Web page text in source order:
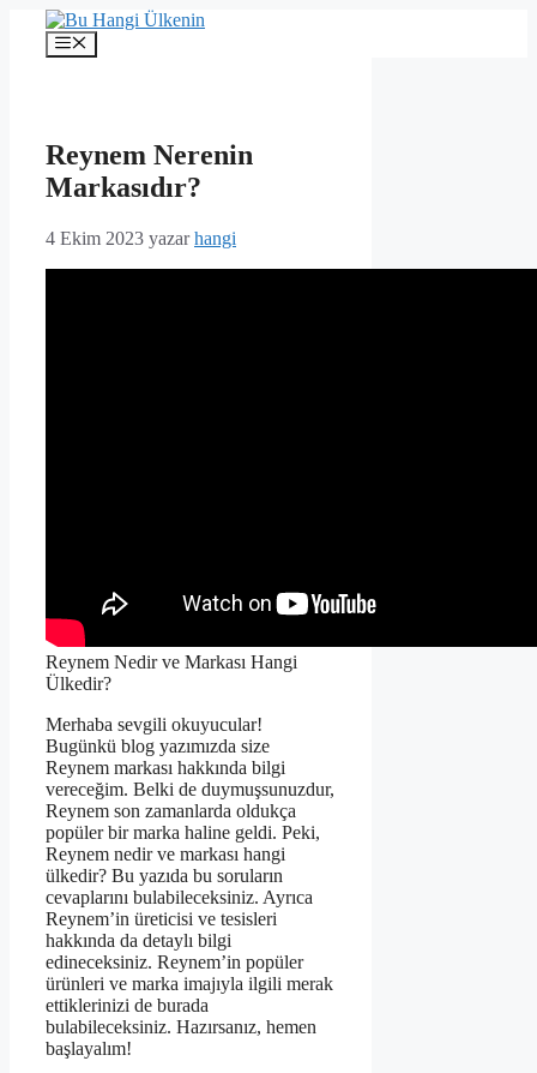
İçeriğe
Menü
Reynem Nerenin
Markasıdır?
4 Ekim 2023 yazarhangi
Reynem Nedir ve Markası Hangi
Ülkedir?
Merhaba sevgili okuyucular!
Bugünkü blog yazımızda size
Reynem markası hakkında bilgi
vereceğim. Belki de duymuşsunuzdur,
Reynem son zamanlarda oldukça
popüler bir marka haline geldi. Peki,
Reynem nedir ve markası hangi
ülkedir? Bu yazıda bu soruların
cevaplarını bulabileceksiniz. Ayrıca
Reynem’in üreticisi ve tesisleri
hakkında da detaylı bilgi
edineceksiniz. Reynem’in popüler
ürünleri ve marka imajıyla ilgili merak
ettiklerinizi de burada
bulabileceksiniz. Hazırsanız, hemen
başlayalım!